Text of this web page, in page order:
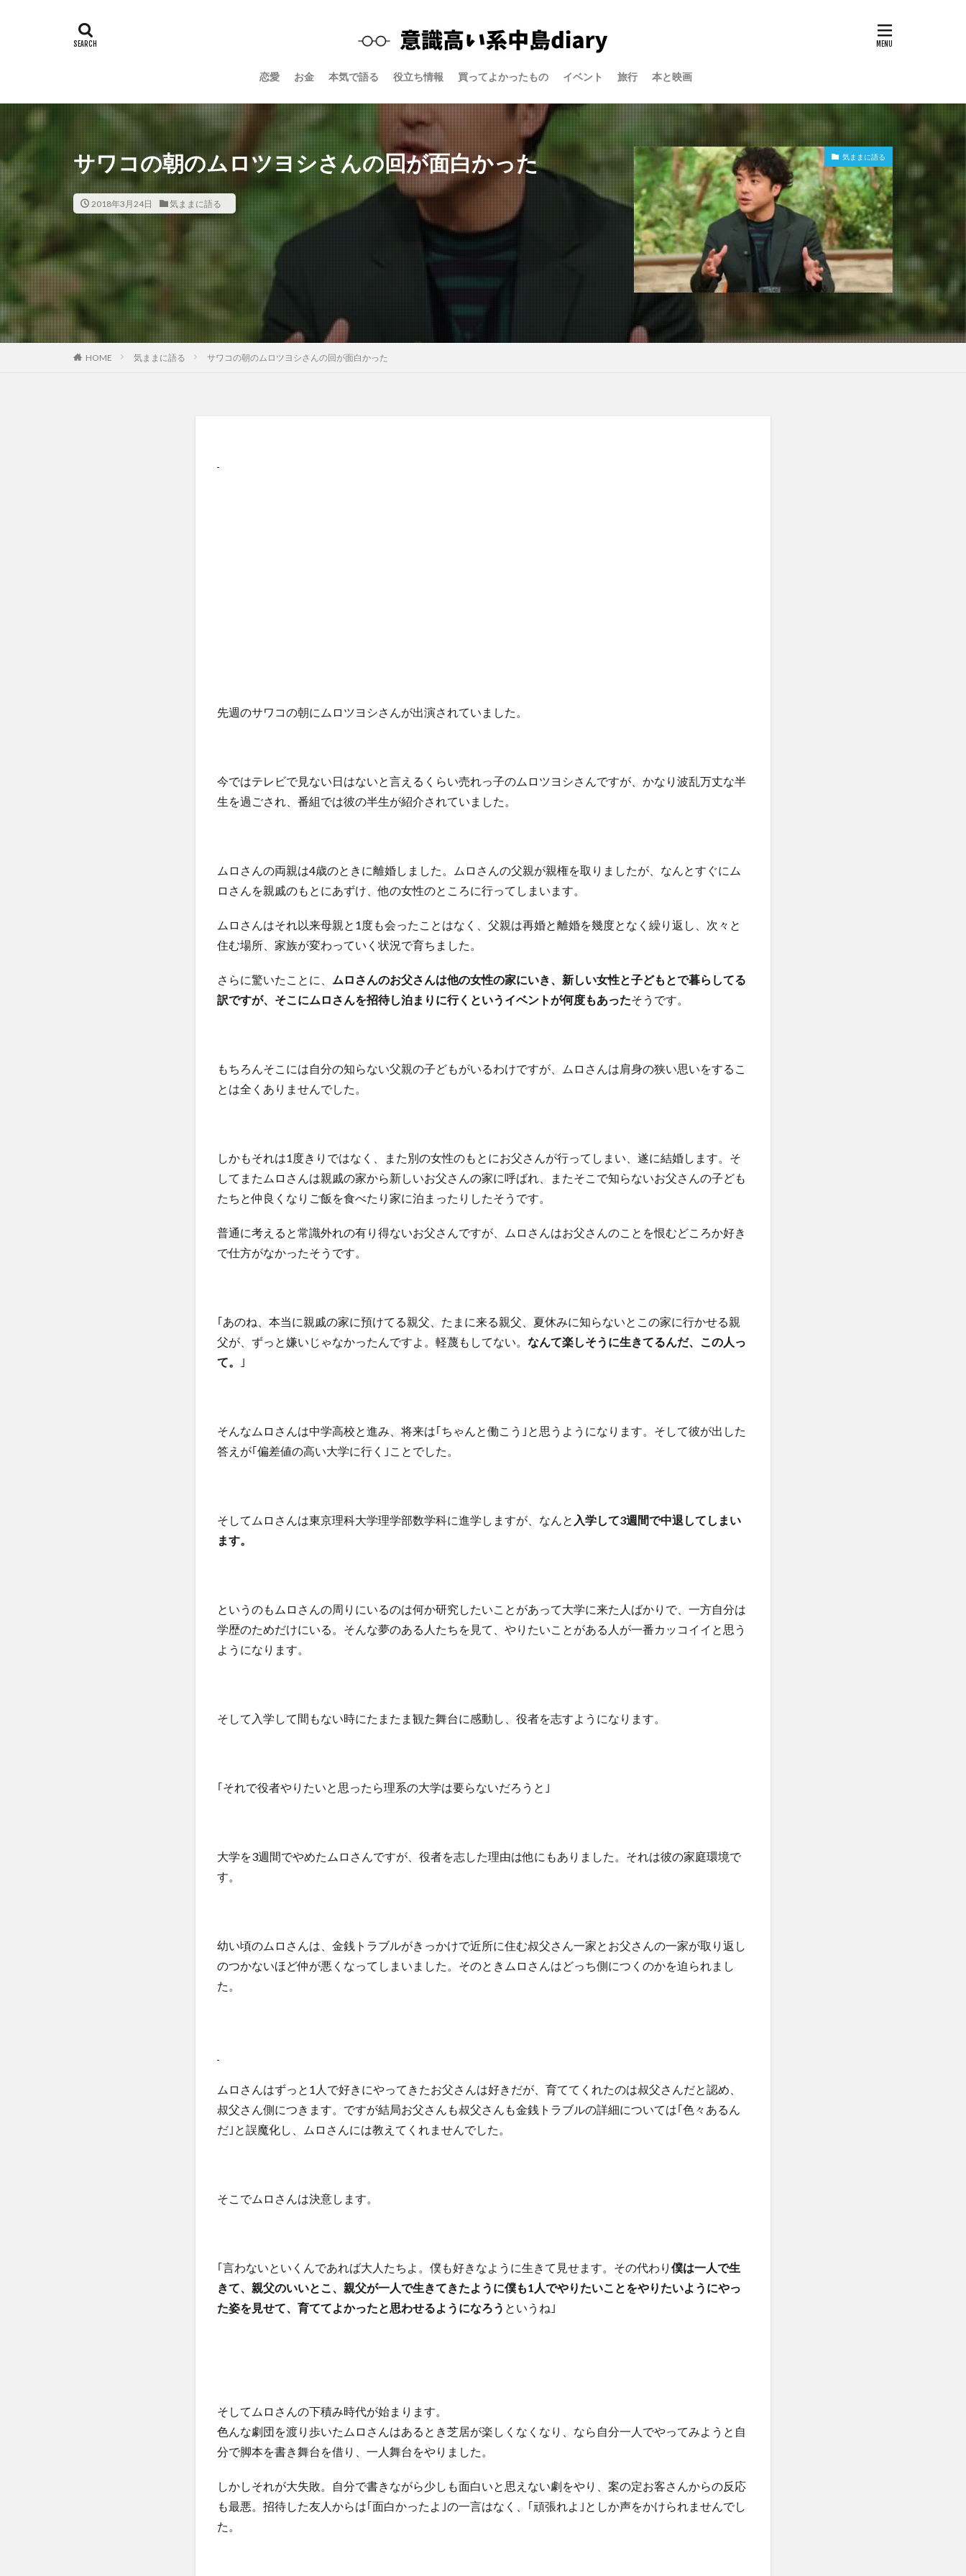
恋愛 お金 本気で語る 役立ち情報 買ってよかったもの イベント 旅行 本と映画
サワコの朝のムロツヨシさんの回が面白かった
2018年3月24日 気ままに語る
気ままに語る
HOME 気ままに語る サワコの朝のムロツヨシさんの回が面白かった
先週のサワコの朝にムロツヨシさんが出演されていました。
今ではテレビで見ない日はないと言えるくらい売れっ子のムロツヨシさんですが、かなり波乱万丈な半
生を過ごされ、番組では彼の半生が紹介されていました。
ムロさんの両親は4歳のときに離婚しました。ムロさんの父親が親権を取りましたが、なんとすぐにム
ロさんを親戚のもとにあずけ、他の女性のところに行ってしまいます。
ムロさんはそれ以来母親と1度も会ったことはなく、父親は再婚と離婚を幾度となく繰り返し、次々と
住む場所、家族が変わっていく状況で育ちました。
さらに驚いたことに、
ムロさんのお父さんは他の女性の家にいき、新しい女性と子どもとで暮らしてる
訳ですが、そこにムロさんを招待し泊まりに行くというイベントが何度もあったそうです。
もちろんそこには自分の知らない父親の子どもがいるわけですが、ムロさんは肩身の狭い思いをするこ
とは全くありませんでした。
しかもそれは1度きりではなく、また別の女性のもとにお父さんが行ってしまい、遂に結婚します。そ
してまたムロさんは親戚の家から新しいお父さんの家に呼ばれ、またそこで知らないお父さんの子ども
たちと仲良くなりご飯を食べたり家に泊まったりしたそうです。
普通に考えると常識外れの有り得ないお父さんですが、ムロさんはお父さんのことを恨むどころか好き
で仕方がなかったそうです。
｢あのね、本当に親戚の家に預けてる親父、たまに来る親父、夏休みに知らないとこの家に行かせる親
父が、ずっと嫌いじゃなかったんですよ。軽蔑もしてない。 なんて楽しそうに生きてるんだ、この人っ
て。
｣
そんなムロさんは中学高校と進み、将来は｢ちゃんと働こう｣と思うようになります。そして彼が出した
答えが｢偏差値の高い大学に行く｣ことでした。
そしてムロさんは東京理科大学理学部数学科に進学しますが、なんと 入学して3週間で中退してしまい
ます。
というのもムロさんの周りにいるのは何か研究したいことがあって大学に来た人ばかりで、一方自分は
学歴のためだけにいる。そんな夢のある人たちを見て、やりたいことがある人が一番カッコイイと思う
ようになります。
そして入学して間もない時にたまたま観た舞台に感動し、役者を志すようになります。
｢それで役者やりたいと思ったら理系の大学は要らないだろうと｣
大学を3週間でやめたムロさんですが、役者を志した理由は他にもありました。それは彼の家庭環境で
す。
幼い頃のムロさんは、金銭トラブルがきっかけで近所に住む叔父さん一家とお父さんの一家が取り返し
のつかないほど仲が悪くなってしまいました。そのときムロさんはどっち側につくのかを迫られまし
た。
ムロさんはずっと1人で好きにやってきたお父さんは好きだが、育ててくれたのは叔父さんだと認め、
叔父さん側につきます。ですが結局お父さんも叔父さんも金銭トラブルの詳細については｢色々あるん
だ｣と誤魔化し、ムロさんには教えてくれませんでした。
そこでムロさんは決意します。
｢言わないといくんであれば大人たちよ。僕も好きなように生きて見せます。その代わり 僕は一人で生
きて、親父のいいとこ、親父が一人で生きてきたように僕も1人でやりたいことをやりたいようにやっ
た姿を見せて、育ててよかったと思わせるようになろう というね｣
そしてムロさんの下積み時代が始まります。
色んな劇団を渡り歩いたムロさんはあるとき芝居が楽しくなくなり、なら自分一人でやってみようと自
分で脚本を書き舞台を借り、一人舞台をやりました。
しかしそれが大失敗。自分で書きながら少しも面白いと思えない劇をやり、案の定お客さんからの反応
も最悪。招待した友人からは｢面白かったよ｣の一言はなく、｢頑張れよ｣としか声をかけられませんでし
た。